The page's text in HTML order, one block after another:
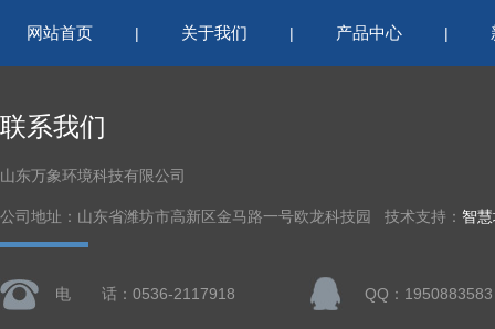
网站首页 | 关于我们 | 产品中心 |
联系我们
山东万象环境科技有限公司
公司地址：山东省潍坊市高新区金马路一号欧龙科技园 技术支持： 智
电 话：0536-2117918 QQ：1950883583